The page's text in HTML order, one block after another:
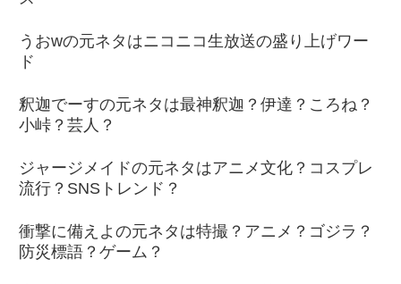
うおwの元ネタはニコニコ生放送の盛り上げワー
ド
釈迦でーすの元ネタは最神釈迦？伊達？ころね？
小峠？芸人？
ジャージメイドの元ネタはアニメ文化？コスプレ
流行？SNSトレンド？
衝撃に備えよの元ネタは特撮？アニメ？ゴジラ？
防災標語？ゲーム？